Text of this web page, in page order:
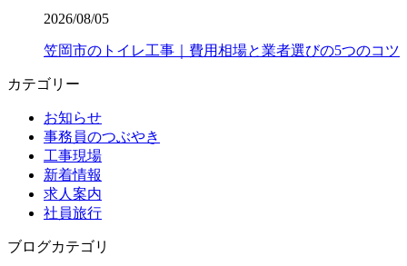
2026/08/05
笠岡市のトイレ工事｜費用相場と業者選びの5つのコツ
カテゴリー
お知らせ
事務員のつぶやき
工事現場
新着情報
求人案内
社員旅行
ブログカテゴリ